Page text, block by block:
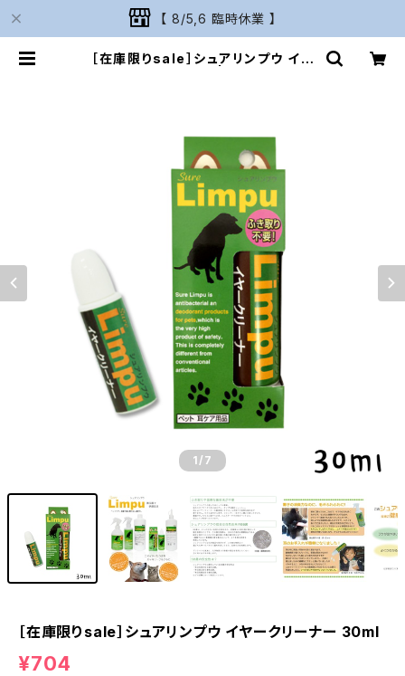
【 8/5,6 臨時休業 】
［在庫限りsale］シュアリンプウ イヤ
1 /7
［在庫限りsale］シュアリンプウ イヤークリーナー 30ml
¥704